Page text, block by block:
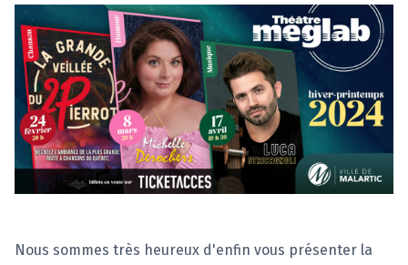
Nous sommes très heureux d'enfin vous présenter la